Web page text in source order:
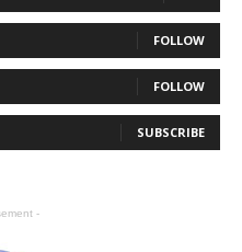
FOLLOW
FOLLOW
SUBSCRIBE
-